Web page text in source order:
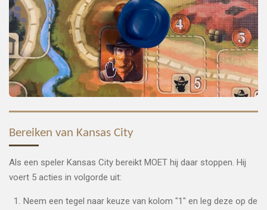
Bereiken van Kansas City
Als een speler Kansas City bereikt MOET hij daar stoppen. Hij
voert 5 acties in volgorde uit:
Neem een tegel naar keuze van kolom "1" en leg deze op de